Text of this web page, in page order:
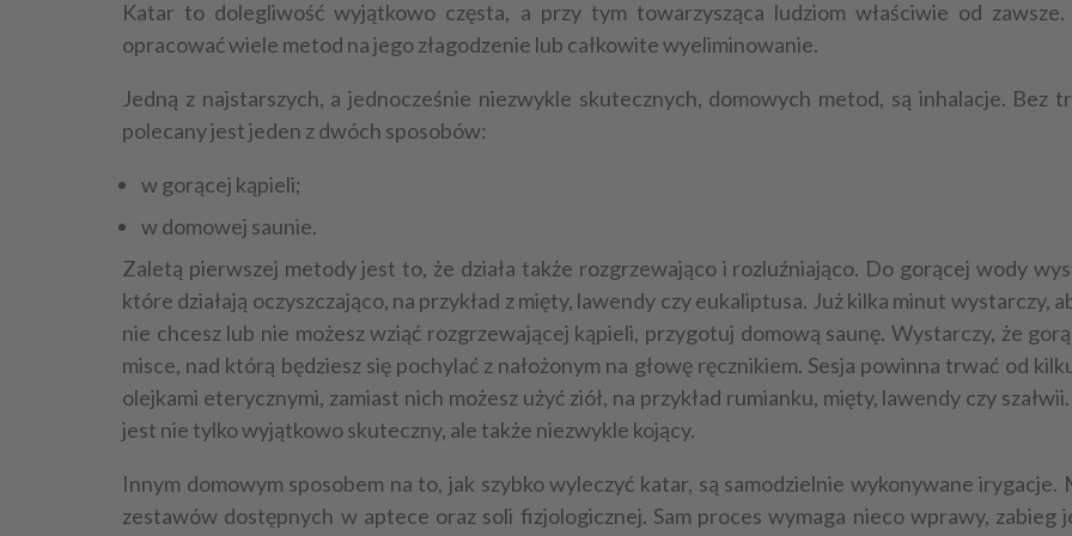
Katar to dolegliwość wyjątkowo częsta, a przy tym towarzysząca ludziom właściwie od
opracować wiele metod na jego złagodzenie lub całkowite wyeliminowanie.
Jedną z najstarszych, a jednocześnie niezwykle skutecznych, domowych metod, są inhalacje. Bez
polecany jest jeden z dwóch sposobów:
w gorącej kąpieli;
w domowej saunie.
Zaletą pierwszej metody jest to, że działa także rozgrzewająco i rozluźniająco. Do gorącej wody
które działają oczyszczająco, na przykład z mięty, lawendy czy eukaliptusa. Już kilka minut wystarczy,
nie chcesz lub nie możesz wziąć rozgrzewającej kąpieli, przygotuj domową saunę. Wystarczy, że
misce, nad którą będziesz się pochylać z nałożonym na głowę ręcznikiem. Sesja powinna trwać od
olejkami eterycznymi, zamiast nich możesz użyć ziół, na przykład rumianku, mięty, lawendy czy
jest nie tylko wyjątkowo skuteczny, ale także niezwykle kojący.
Innym domowym sposobem na to,jak szybko wyleczyć katar, są samodzielnie wykonywane
zestawów dostępnych w aptece oraz soli fizjologicznej. Sam proces wymaga nieco wprawy,